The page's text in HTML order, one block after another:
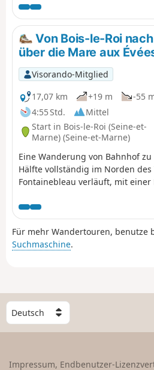
zahlreichen schönen Felsen
der vollständig durch den Wald
Sehenswürdigkeiten: den Baum
Longues Vallées, die Felsen von
Aussichtspunkt Gorges
Franchard (die man nach einem
besuchen kann) sowie die
Notre-Dame de Franchard und
Von Bois-le-Roi
über die Mare aux
Visorando-Mitglied
17,07 km
+19 m
-55
4:55 Std.
Mittel
Start in Bois-le-Roi (Seine-et-
Marne) (Seine-et-Marne)
Eine Wanderung von Bahnhof
Hälfte vollständig im Norden des
Fontainebleau verläuft, mit einer
geheimnisvollen Mare aux
Strecke, die deutlich urbaner
Wohngebiete. Sie endet
der Seine.
Für mehr Wandertouren, benutze
Suchmaschine.
W
ä
h
Impressum, Endbenutzer-